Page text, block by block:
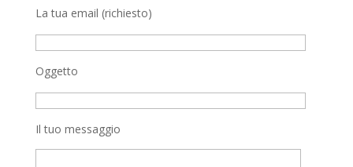
La tua email (richiesto)
Oggetto
Il tuo messaggio